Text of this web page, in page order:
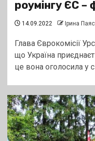
роумінгу ЄС –
14.09.2022 Ірина
Глава Єврокомісії
що Україна
це вона оголосила у